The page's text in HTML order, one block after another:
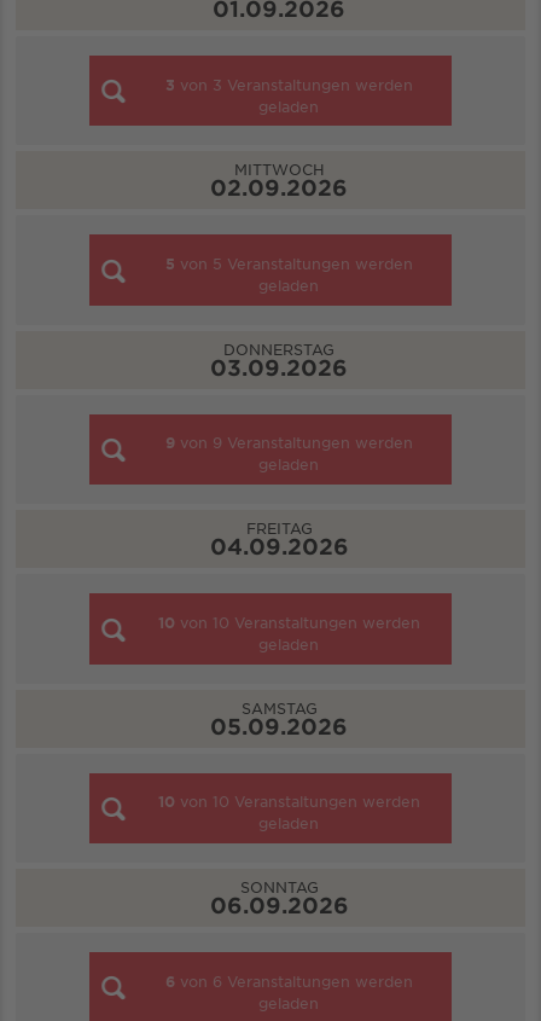
01.09.2026
3 von 3 Veranstaltungen werden
geladen
MITTWOCH
02.09.2026
5 von 5 Veranstaltungen werden
geladen
DONNERSTAG
03.09.2026
9 von 9 Veranstaltungen werden
geladen
FREITAG
04.09.2026
10 von 10 Veranstaltungen werden
geladen
SAMSTAG
05.09.2026
10 von 10 Veranstaltungen werden
geladen
SONNTAG
06.09.2026
6 von 6 Veranstaltungen werden
geladen